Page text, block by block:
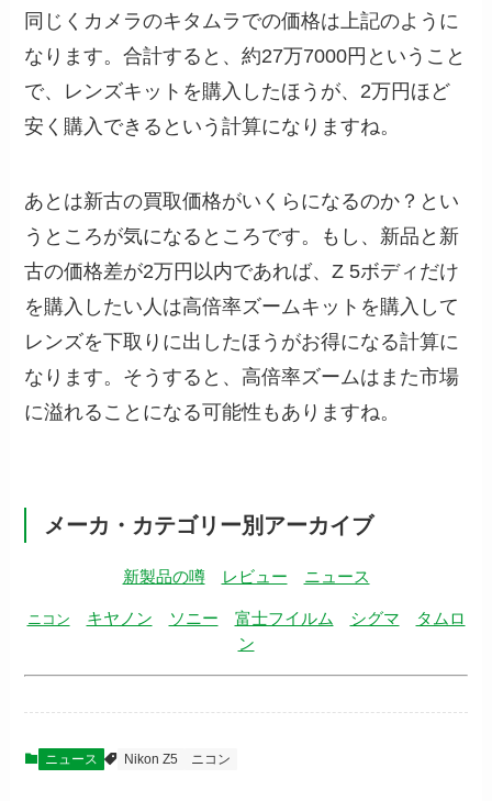
同じくカメラのキタムラでの価格は上記のように
なります。合計すると、約27万7000円ということ
で、レンズキットを購入したほうが、2万円ほど
安く購入できるという計算になりますね。
あとは新古の買取価格がいくらになるのか？とい
うところが気になるところです。もし、新品と新
古の価格差が2万円以内であれば、Z 5ボディだけ
を購入したい人は高倍率ズームキットを購入して
レンズを下取りに出したほうがお得になる計算に
なります。そうすると、高倍率ズームはまた市場
に溢れることになる可能性もありますね。
メーカ・カテゴリー別アーカイブ
新製品の噂 レビュー ニュース
ニコン キヤノン ソニー 富士フイルム シグマ
タムロ
ン
ニュース Nikon Z5 ニコン